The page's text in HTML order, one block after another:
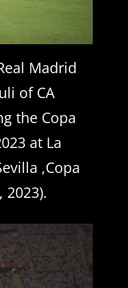
Madrid
of CA
the Copa
at La
,Copa
2023).